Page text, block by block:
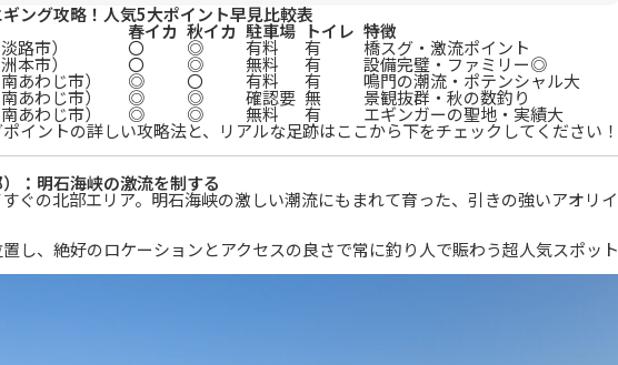
ギング攻略！人気5大ポイント早見比較表
春イカ 秋イカ 駐車場 トイレ 特徴
路市） 〇 ◎ 有料 有 橋スグ・激流ポイント
本市） 〇 ◎ 無料 有 設備完璧・ファミリー◎
あわじ市） ◎ 〇 有料 有 鳴門の潮流・ポテンシャル大
あわじ市） ◎ ◎ 確認要 無 景観抜群・秋の数釣り
あわじ市） ◎ ◎ 無料 有 エギンガーの聖地・実績大
イントの詳しい攻略法と、リアルな足跡はここから下をチェックしてください！
：明石海峡の激流を制する
ぐの北部エリア。明石海峡の激しい潮流にもまれて育った、引きの強いアオリイ
し、絶好のロケーションとアクセスの良さで常に釣り人で賑わう超人気スポット